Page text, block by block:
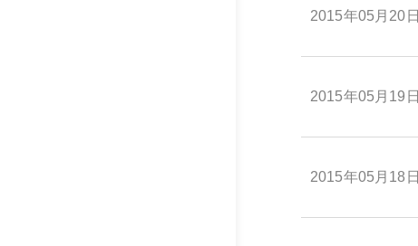
2015年05月20日
2015年05月19日
2015年05月18日